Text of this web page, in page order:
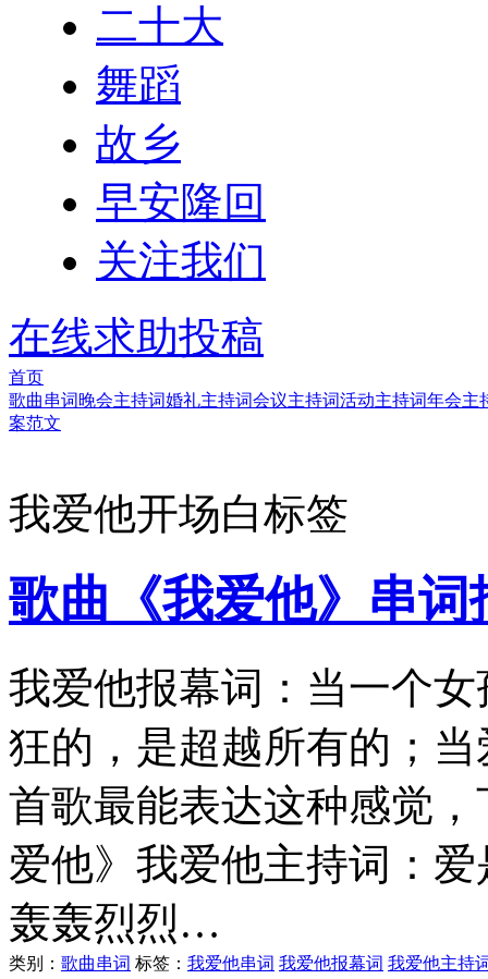
二十大
舞蹈
故乡
早安隆回
关注我们
在线求助投稿
首页
歌曲串词晚会主持词婚礼主持词会议主持词活动主持词年会主
案范文
我爱他开场白标签
歌曲《我爱他》串词
我爱他报幕词：当一个
狂的，是超越所有的；
首歌最能表达这种感觉
爱他》我爱他主持词：
轰轰烈烈…
类别： 歌曲串词 标签： 我爱他串词 我爱他报幕词 我爱他主持